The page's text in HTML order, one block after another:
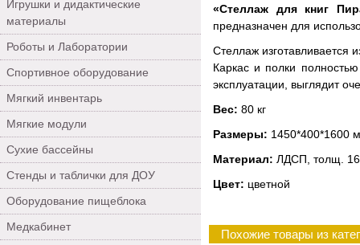
Игрушки и дидактические
материалы
Роботы и Лаборатории
Спортивное оборудование
Мягкий инвентарь
Мягкие модули
Сухие бассейны
Стенды и таблички для ДОУ
Оборудование пищеблока
Медкабинет
«Стеллаж для книг
предназначен для
Стеллаж изготавливается
Каркас и полки
эксплуатации, выглядит
Вес: 80 кг
Размеры: 1450*400*1600
Материал: ЛДСП, толщ.
Цвет: цветной
Похожие товары из